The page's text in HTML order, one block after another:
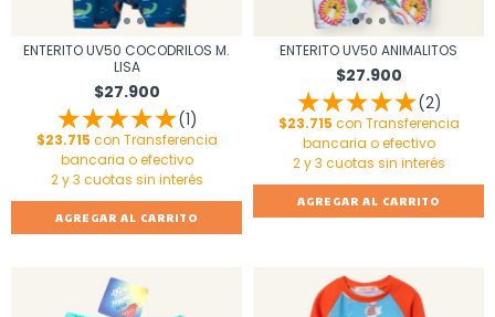
ENTERITO UV50 COCODRILOS M.
LISA
$27.900
(1)
$23.715 con Transferencia
bancaria o efectivo
AGREGAR AL CARRITO
ENTERITO UV50 ANIMALITOS
$27.900
(2)
$23.715 con Transferencia
bancaria o efectivo
AGREGAR AL CARRITO